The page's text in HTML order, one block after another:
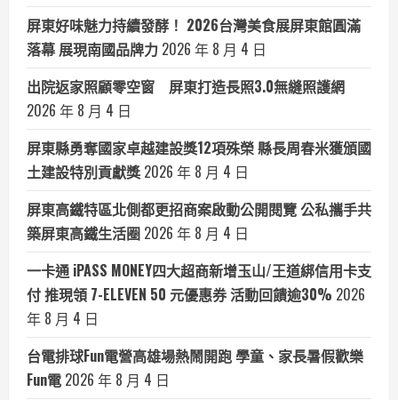
屏東好味魅力持續發酵！ 2026台灣美食展屏東館圓滿
落幕 展現南國品牌力 2026 年 8 月 4 日
出院返家照顧零空窗 屏東打造長照3.0無縫照護網
2026 年 8 月 4 日
屏東縣勇奪國家卓越建設獎12項殊榮 縣長周春米獲頒國
土建設特別貢獻獎 2026 年 8 月 4 日
屏東高鐵特區北側都更招商案啟動公開閱覽 公私攜手共
築屏東高鐵生活圈 2026 年 8 月 4 日
一卡通 iPASS MONEY四大超商新增玉山/王道綁信用卡支
付 推現領 7-ELEVEN 50 元優惠券 活動回饋逾30% 2026
年 8 月 4 日
台電排球Fun電營高雄場熱鬧開跑 學童、家長暑假歡樂
Fun電 2026 年 8 月 4 日